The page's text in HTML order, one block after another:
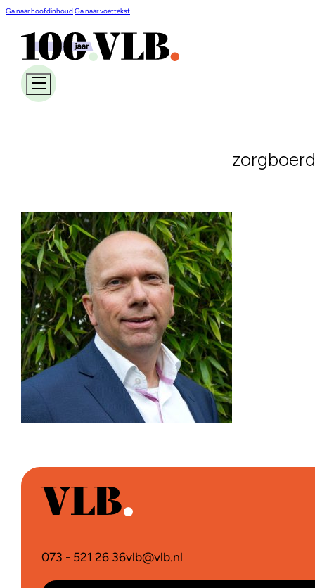
Ga naar hoofdinhoudGa naar voettekst
073 - 521 26 36vlb@vlb.nl